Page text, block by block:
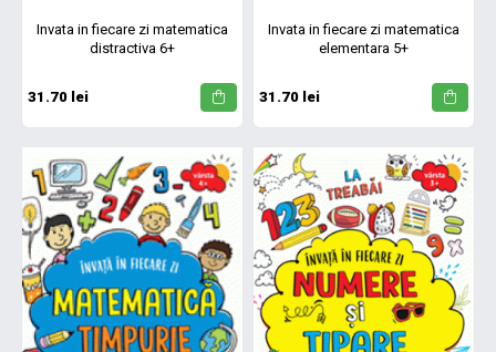
Invata in fiecare zi matematica
distractiva 6+
31.70 lei
Invata in fiecare zi matematica
elementara 5+
31.70 lei